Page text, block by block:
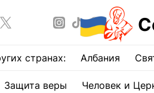
странах: Албания
Защита веры Человек и